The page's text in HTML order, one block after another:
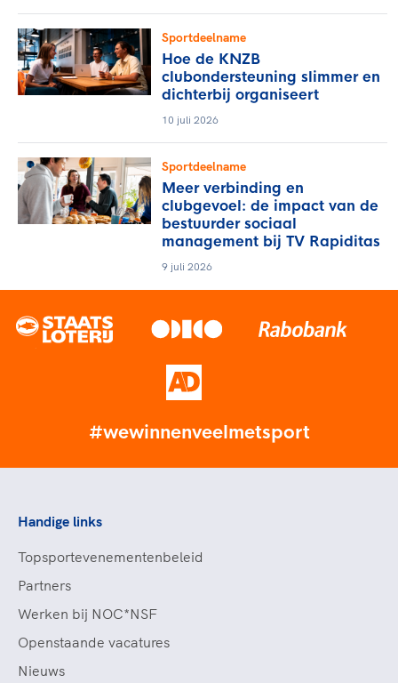
Sportdeelname
Hoe de KNZB
clubondersteuning slimmer en
dichterbij organiseert
10 juli 2026
Sportdeelname
Meer verbinding en
clubgevoel: de impact van de
bestuurder sociaal
management bij TV Rapiditas
9 juli 2026
#wewinnenveelmetsport
Handige links
Topsportevenementenbeleid
Partners
Werken bij NOC*NSF
Openstaande vacatures
Nieuws